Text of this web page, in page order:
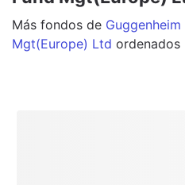
Más fondos de
Mgt(Europe) Ltd ordenados